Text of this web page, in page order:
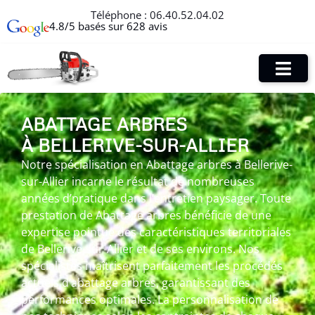
Téléphone : 06.40.52.04.02
4.8/5 basés sur 628 avis
ABATTAGE ARBRES
À BELLERIVE-SUR-ALLIER
Notre spécialisation en Abattage arbres à Bellerive-
sur-Allier incarne le résultat de nombreuses
années d’pratique dans l’entretien paysager. Toute
prestation de Abattage arbres bénéficie de une
expertise pointue des caractéristiques territoriales
de Bellerive-sur-Allier et de ses environs. Nos
spécialistes maîtrisent parfaitement les procédés
actuels d’abattage arbres, garantissant des
performances optimales. La personnalisation de